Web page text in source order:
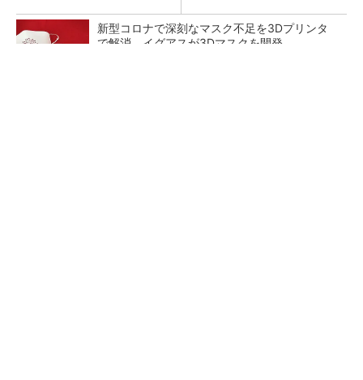
新型コロナで深刻なマスク不足を3Dプリンタ
で解消、イグアスが3Dマスクを開発